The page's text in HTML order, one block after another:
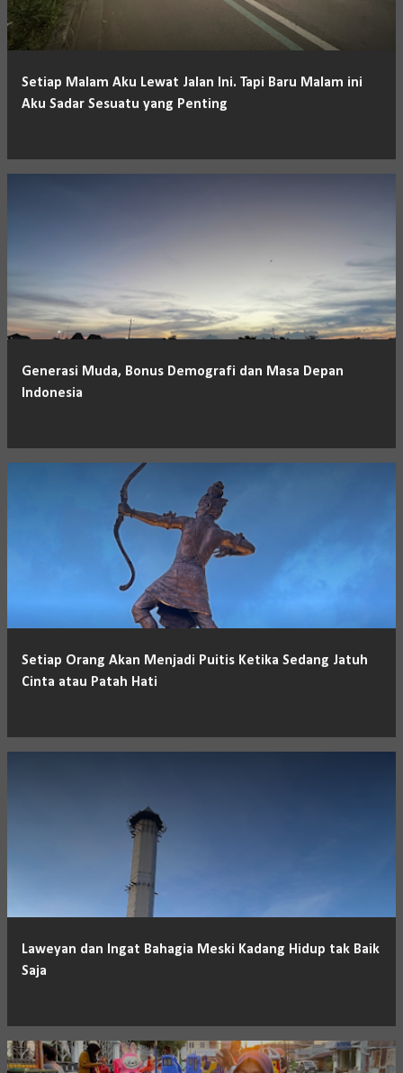
Setiap Malam Aku Lewat Jalan Ini. Tapi Baru Malam ini
Aku Sadar Sesuatu yang Penting
Generasi Muda, Bonus Demografi dan Masa Depan
Indonesia
Setiap Orang Akan Menjadi Puitis Ketika Sedang Jatuh
Cinta atau Patah Hati
Laweyan dan Ingat Bahagia Meski Kadang Hidup tak Baik
Saja